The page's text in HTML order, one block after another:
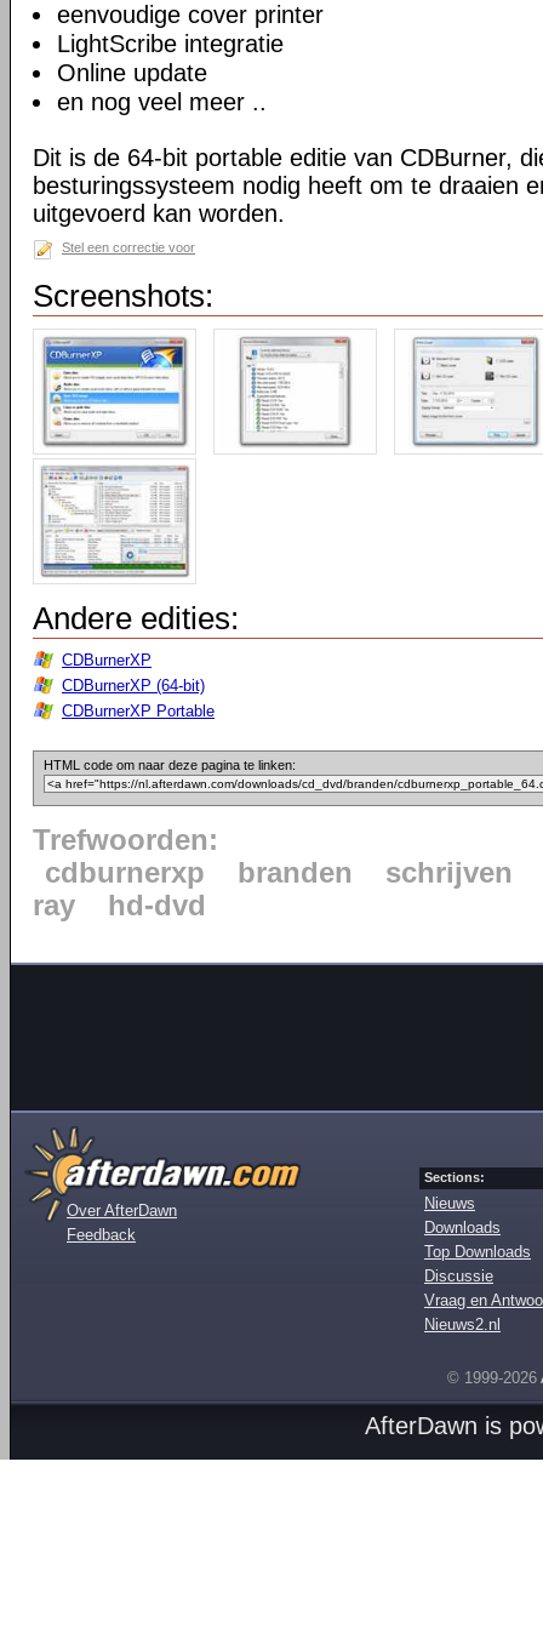
eenvoudige cover printer
LightScribe integratie
Online update
en nog veel meer ..
Dit is de 64-bit portable editie van CDBurner,
besturingssysteem nodig heeft om te draaien
uitgevoerd kan worden.
Stel een correctie voor
Screenshots:
Andere edities:
CDBurnerXP
CDBurnerXP (64-bit)
CDBurnerXP Portable
HTML code om naar deze pagina te linken:
Trefwoorden:
cdburnerxp
branden
schrijven
ray
hd-dvd
Over AfterDawn
Feedback
Sections:
Nieuws
Downloads
Top Downloads
Discussie
Vraag en
Nieuws2.nl
© 1999-2026
AfterDawn is